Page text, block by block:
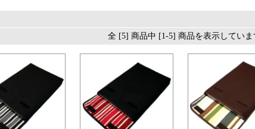
全 [5] 商品中 [1-5] 商品を表示していま